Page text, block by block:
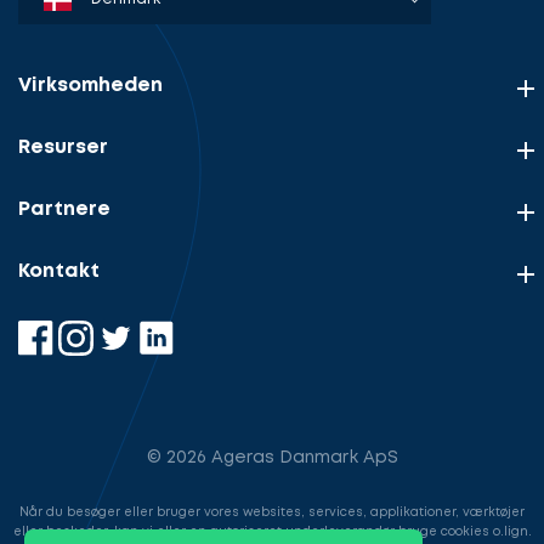
Virksomheden
Resurser
Partnere
Kontakt
© 2026 Ageras Danmark ApS
Når du besøger eller bruger vores websites, services, applikationer, værktøjer
eller beskeder, kan vi eller en autoriseret underleverandør bruge cookies o.lign.